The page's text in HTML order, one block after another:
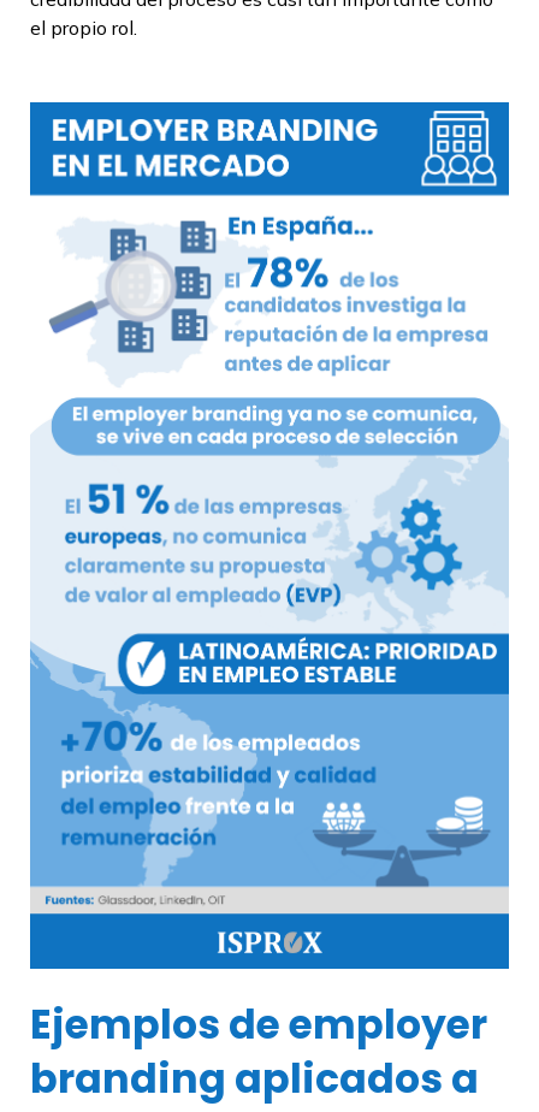
el propio rol.
Ejemplos de employer
branding aplicados a